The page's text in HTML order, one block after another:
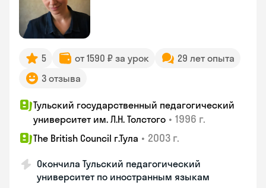
5 от 1590 ₽ за урок
29 лет опыта
3 отзыва
Тульский государственный педагогический
университет им. Л.Н. Толстого • 1996 г.
The British Council г.Тула • 2003 г.
Окончила Тульский педагогический
университет по иностранным языкам